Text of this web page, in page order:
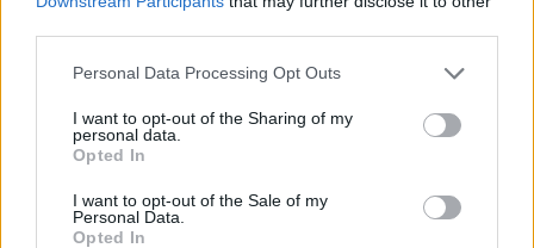
Please note that this website/app uses one or more Google
not limited to your visit or usage behaviour. You may click to
grant or deny consent to Google and its third-party tags to
use your data for below specified purposes in below Google
consent section.
Personal Data Processing Opt Outs
I want to opt-out of the Sharing of my
personal data.
Opted In
I want to opt-out of the Sale of my
Personal Data.
Opted In
A séf